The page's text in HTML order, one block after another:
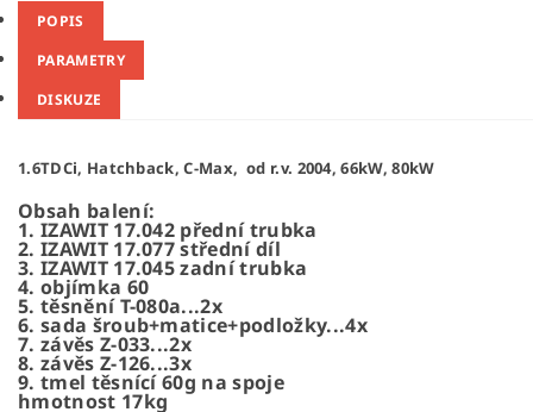
POPIS
PARAMETRY
DISKUZE
1.6TDCi, Hatchback, C-Max, od r.v. 2004, 66kW, 80kW
Obsah balení:
1. IZAWIT 17.042 přední trubka
2. IZAWIT 17.077 střední díl
3. IZAWIT 17.045 zadní trubka
4. objímka 60
5. těsnění T-080a...2x
6. sada šroub+matice+podložky...4x
7. závěs Z-033...2x
8. závěs Z-126...3x
9. tmel těsnící 60g na spoje
hmotnost 17kg